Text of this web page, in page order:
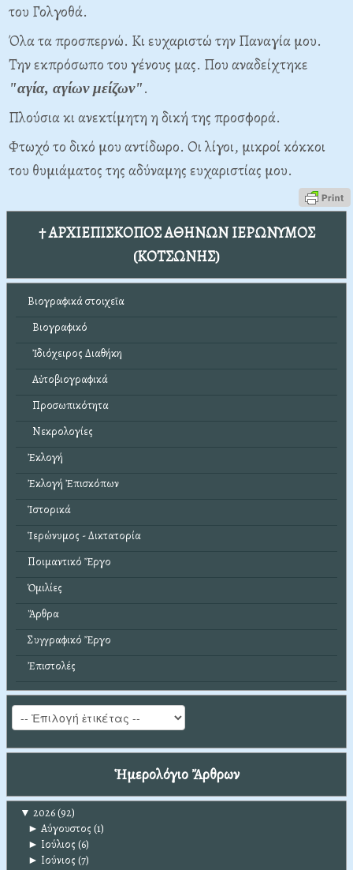
του Γολγοθά.
Όλα τα προσπερνώ. Κι ευχαριστώ την Παναγία μου.
Την εκπρόσωπο του γένους μας. Που αναδείχτηκε
"αγία, αγίων μείζων".
Πλούσια κι ανεκτίμητη η δική της προσφορά.
Φτωχό το δικό μου αντίδωρο. Οι λίγοι, μικροί κόκκοι
του θυμιάματος της αδύναμης ευχαριστίας μου.
† ΑΡΧΙΕΠΙΣΚΟΠΟΣ ΑΘΗΝΩΝ ΙΕΡΩΝΥΜΟΣ
(ΚΟΤΣΩΝΗΣ)
Βιογραφικά στοιχεῖα
Βιογραφικό
Ἰδιόχειρος Διαθήκη
Αὐτοβιογραφικά
Προσωπικότητα
Νεκρολογίες
Ἐκλογή
Ἐκλογή Ἐπισκόπων
Ἱστορικά
Ἱερώνυμος - Δικτατορία
Ποιμαντικό Ἔργο
Ὁμιλίες
Ἄρθρα
Συγγραφικό Ἔργο
Ἐπιστολές
Ἡμερολόγιο Ἄρθρων
▼ 2026(92)
► Αύγουστος (1)
► Ιούλιος (6)
► Ιούνιος (7)